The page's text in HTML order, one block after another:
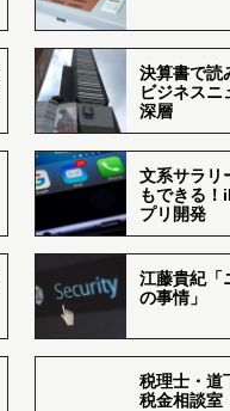
決算書で読
ビジネスニ
深層
文系サラリ
もできる
プリ開発
江藤貴紀「
の事情」
税理士・道
税金相談室